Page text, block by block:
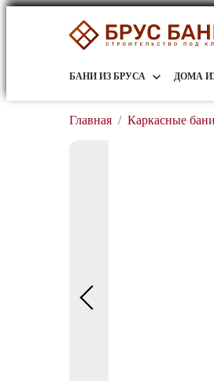
БАНИ ИЗ БРУСА ДОМА
Главная / Каркасные бани